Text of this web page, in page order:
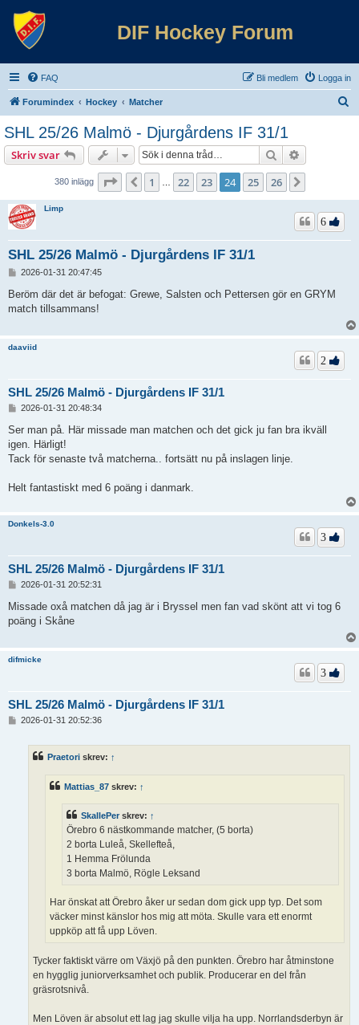
DIF Hockey Forum
FAQ Logga in
Bli medlem
Forumindex Hockey Matcher
SHL 25/26 Malmö - Djurgårdens IF 31/1
Skriv svar Sök
380 inlägg Sida 24av26
Föregående
1 22 23 24 25 26
Limp
SHL 25/26 Malmö - Djurgårdens IF 31/1
6
l
g
2026-01-31 20:47:45
Beröm där det är befogat: Grewe, Salsten och Pettersen gör en GRYM
match tillsammans!
daaviid
SHL 25/26 Malmö - Djurgårdens IF 31/1
2
l
g
g
2026-01-31 20:48:34
Ser man på. Här missade man matchen och det gick ju fan bra ikväll
igen. Härligt!
Tack för senaste två matcherna.. fortsätt nu på inslagen linje.
Helt fantastiskt med 6 poäng i danmark.
Donkels-3.0
SHL 25/26 Malmö - Djurgårdens IF 31/1
3
l
ä
g
2026-01-31 20:52:31
Missade oxå matchen då jag är i Bryssel men fan vad skönt att vi tog 6
poäng i Skåne
difmicke
SHL 25/26 Malmö - Djurgårdens IF 31/1
3
2026-01-31 20:52:36
Praetori skrev: ↑
Mattias_87 skrev: ↑
SkallePer skrev: ↑
Örebro 6 nästkommande matcher, (5 borta)
2 borta Luleå, Skellefteå,
1 Hemma Frölunda
3 borta Malmö, Rögle Leksand
Har önskat att Örebro åker ur sedan dom gick upp typ. Det som
väcker minst känslor hos mig att möta. Skulle vara ett enormt
uppköp att få upp Löven.
Tycker faktiskt värre om Växjö på den punkten. Örebro har åtminstone
en hygglig juniorverksamhet och publik. Producerar en del från
gräsrotsnivå.
Men Löven är absolut ett lag jag skulle vilja ha upp. Norrlandsderbyn är